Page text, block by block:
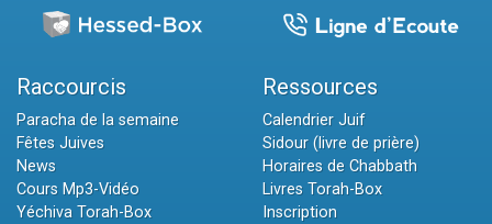
Raccourcis
Paracha de la semaine
Fêtes Juives
News
Cours Mp3-Vidéo
Yéchiva Torah-Box
Ressources
Calendrier Juif
Sidour (livre de prière)
Horaires de Chabbath
Livres Torah-Box
Inscription